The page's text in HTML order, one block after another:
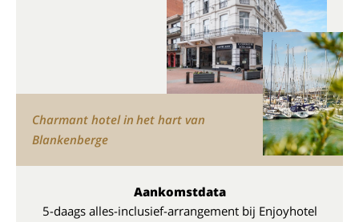
Charmant hotel in het hart van
Blankenberge
Aankomstdata
5-daags alles-inclusief-arrangement bij Enjoyhotel